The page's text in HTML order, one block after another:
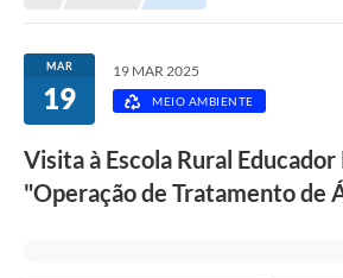
MAR
19
19 MAR 2025
MEIO AMBIENTE
Visita à Escola Rural
"Operação de Tratamento de